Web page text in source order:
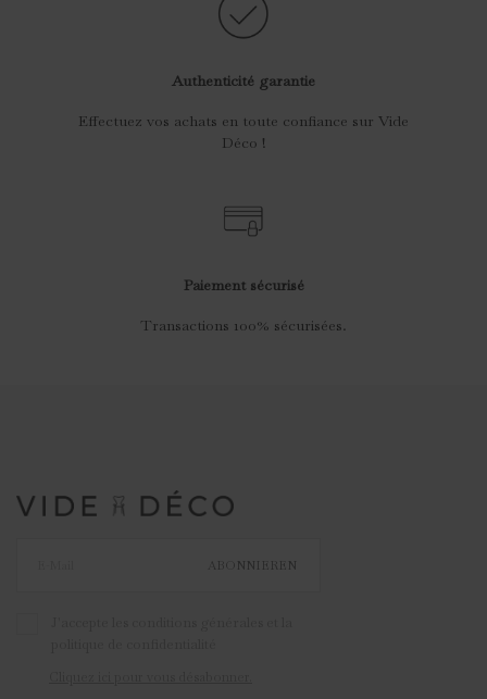
Authenticité garantie
Effectuez vos achats en toute confiance sur Vide
Déco !
Paiement sécurisé
Transactions 100% sécurisées.
ABONNIEREN